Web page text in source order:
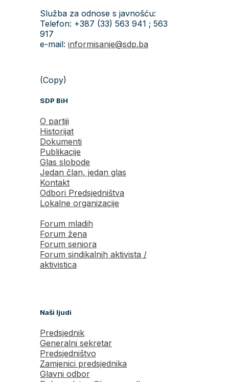
Služba za odnose s javnošću:
Telefon: +387 (33) 563 941 ; 563
917
e-mail: informisanje@sdp.ba
(Copy)
SDP BiH
O partiji
Historijat
Dokumenti
Publikacije
Glas slobode
Jedan član, jedan glas
Kontakt
Odbori Predsjedništva
Lokalne organizacije
Forum mladih
Forum žena
Forum seniora
Forum sindikalnih aktivista /
aktivistica
Naši ljudi
Predsjednik
Generalni sekretar
Predsjedništvo
Zamjenici predsjednika
Glavni odbor